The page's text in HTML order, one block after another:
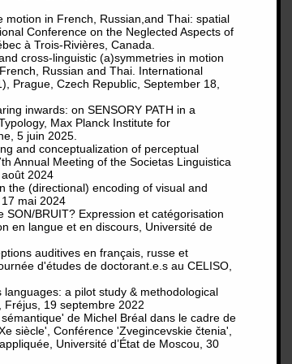
motion in French, Russian,and Thai: spatial
Conference on the Neglected Aspects of
à Trois-Rivières, Canada.
cross-linguistic (a)symmetries in motion
Russian and Thai. International
Prague, Czech Republic, September 18,
inwards: on SENSORY PATH in a
Max Planck Institute for
5 juin 2025.
and conceptualization of perceptual
Annual Meeting of the Societas Linguistica
2024
the (directional) encoding of visual and
mai 2024
SON/BRUIT? Expression et catégorisation
en langue et en discours, Université de
auditives en français, russe et
d'études de doctorant.e.s au CELISO,
a pilot study & methodological
Fréjus, 19 septembre 2022
de Michel Bréal dans le cadre de
siècle', Conférence 'Zvegincevskie čtenia',
Université d’État de Moscou, 30